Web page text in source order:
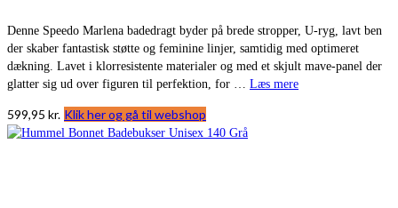
Denne Speedo Marlena badedragt byder på brede stropper, U-ryg, lavt ben
der skaber fantastisk støtte og feminine linjer, samtidig med optimeret
dækning. Lavet i klorresistente materialer og med et skjult mave-panel der
glatter sig ud over figuren til perfektion, for … Læs mere
599,95 kr. Klik her og gå til webshop